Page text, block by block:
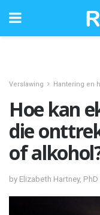
Verslawing Hantering en
Hoe kan
die
of
by Elizabeth Hartney, PhD